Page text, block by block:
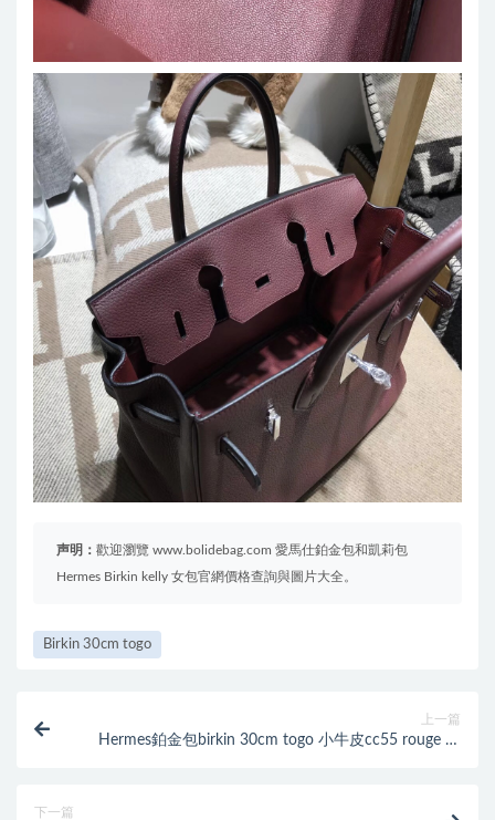
声明： 歡迎瀏覽 www.bolidebag.com 愛馬仕鉑金包和凱莉包
Hermes Birkin kelly 女包官網價格查詢與圖片大全。
Birkin 30cm togo
上一篇
Hermes鉑金包birkin 30cm togo 小牛皮cc55 rouge 愛
下一篇